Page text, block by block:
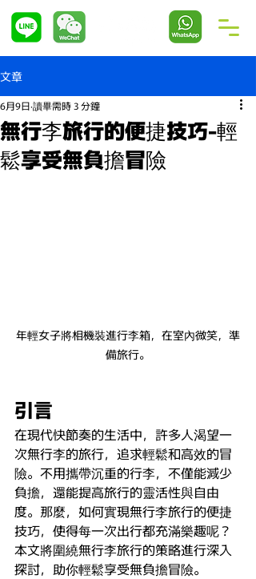
文章
無行李旅行的便捷技巧-輕
鬆享受無負擔冒險
6月9日 讀畢需時 3 分鐘
年輕女子將相機裝進行李箱，在室內微笑，準
備旅行。
引言
在現代快節奏的生活中，許多人渴望一
次無行李的旅行，追求輕鬆和高效的冒
險。不用攜帶沉重的行李，不僅能減少
負擔，還能提高旅行的靈活性與自由
度。那麼，如何實現無行李旅行的便捷
技巧，使得每一次出行都充滿樂趣呢？
本文將圍繞無行李旅行的策略進行深入
探討，助你輕鬆享受無負擔冒險。